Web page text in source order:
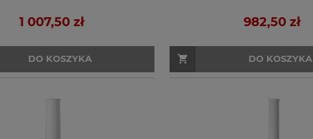
1 007,50 zł
DO KOSZYKA
982,50 zł
DO KOSZYKA